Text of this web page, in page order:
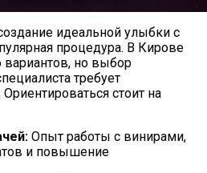
идеальной улыбки с
процедура. В Кирове
вариантов, но выбор
требует
стоит на
Опыт работы с винирами,
и повышение